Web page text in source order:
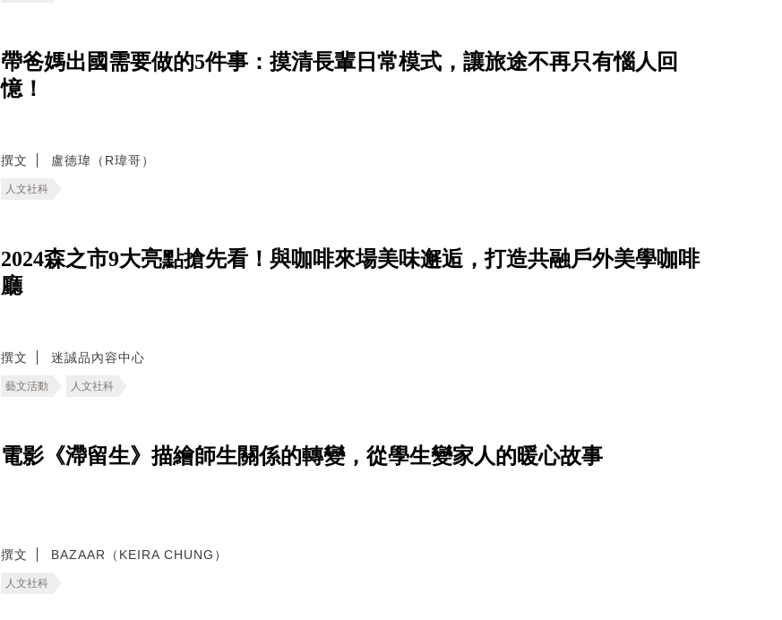
帶爸媽出國需要做的5件事：摸清長輩日常模式，讓旅途不再只有惱人回
憶！
撰文 盧德瑋（R瑋哥）
人文社科
2024森之市9大亮點搶先看！與咖啡來場美味邂逅，打造共融戶外美學咖啡
廳
撰文 迷誠品內容中心
藝文活動 人文社科
電影《滯留生》描繪師生關係的轉變，從學生變家人的暖心故事
撰文 BAZAAR（KEIRA CHUNG）
人文社科